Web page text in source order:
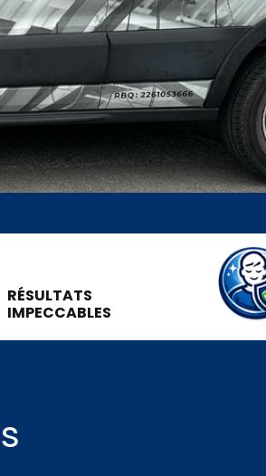
RÉSULTATS
IMPECCABLES